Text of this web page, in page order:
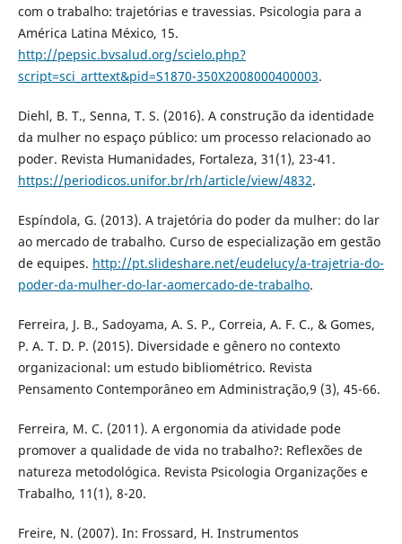
com o trabalho: trajetórias e travessias. Psicologia para a
América Latina México, 15.
http://pepsic.bvsalud.org/scielo.php?
script=sci_arttext&pid=S1870-350X2008000400003.
Diehl, B. T., Senna, T. S. (2016). A construção da identidade
da mulher no espaço público: um processo relacionado ao
poder. Revista Humanidades, Fortaleza, 31(1), 23-41.
https://periodicos.unifor.br/rh/article/view/4832.
Espíndola, G. (2013). A trajetória do poder da mulher: do lar
ao mercado de trabalho. Curso de especialização em gestão
de equipes. http://pt.slideshare.net/eudelucy/a-trajetria-do-
poder-da-mulher-do-lar-aomercado-de-trabalho.
Ferreira, J. B., Sadoyama, A. S. P., Correia, A. F. C., & Gomes,
P. A. T. D. P. (2015). Diversidade e gênero no contexto
organizacional: um estudo bibliométrico. Revista
Pensamento Contemporâneo em Administração,9 (3), 45-66.
Ferreira, M. C. (2011). A ergonomia da atividade pode
promover a qualidade de vida no trabalho?: Reflexões de
natureza metodológica. Revista Psicologia Organizações e
Trabalho, 11(1), 8-20.
Freire, N. (2007). In: Frossard, H. Instrumentos